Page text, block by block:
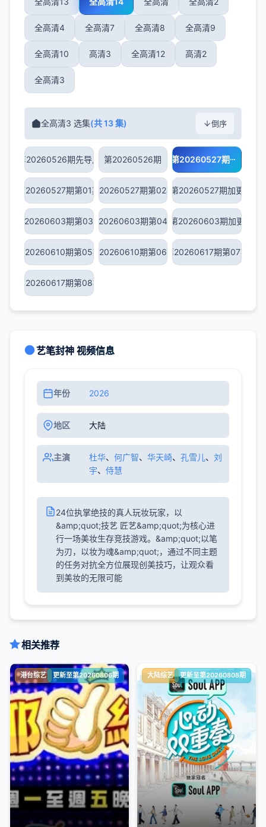
全高清4 全高清7 全高清8 全高清9
全高清10 高清3 全高清12 高清2
全高清3
全高清3 选集(共 13 集) 倒序
第20260526期先导片 第20260526期 第20260527期
第20260527期第01期第20260527期第02期第20260527期加更
第20260603期第03期第20260603期第04期第20260603期加更
第20260610期第05期第20260610期第06期第20260617期第07期
第20260617期第08期
艺笔封神 视频信息
年份 2026
地区 大陆
主演 杜华、 何广智、 华天崎、 孔雪儿、 刘
宇、 侍慧
24位执掌绝技的真人玩妆玩家，以
&amp;quot;技艺 匠艺&amp;quot;为核心进
行一场美妆生存竞技游戏。&amp;quot;以笔
为刃，以妆为魂&amp;quot;，通过不同主题
的任务对抗全方位展现创美技巧，让观众看
到美妆的无限可能
相关推荐
港台综艺 更新至第20260806期 大陆综艺 更新至第20260808期